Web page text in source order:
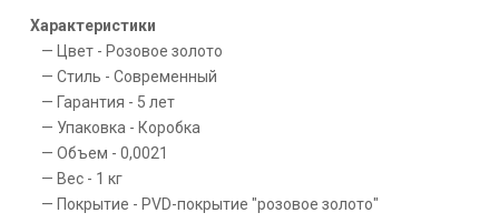
Характеристики
Цвет - Розовое золото
Стиль - Современный
Гарантия - 5 лет
Упаковка - Коробка
Объем - 0,0021
Вес - 1 кг
Покрытие - PVD-покрытие "розовое золото"